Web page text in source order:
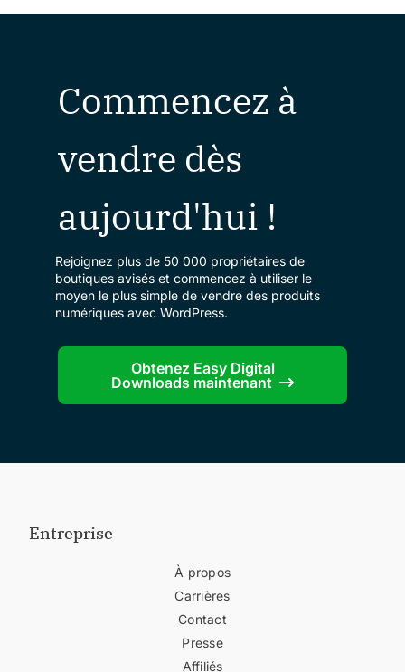
Commencez à
vendre dès
aujourd'hui !
Rejoignez plus de 50 000 propriétaires de
boutiques avisés et commencez à utiliser le
moyen le plus simple de vendre des produits
numériques avec WordPress.
Obtenez Easy Digital
Downloads maintenant
Entreprise
À propos
Carrières
Contact
Presse
Affiliés